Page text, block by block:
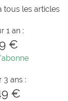
tous les articles
1 an :
€
3 ans :
€